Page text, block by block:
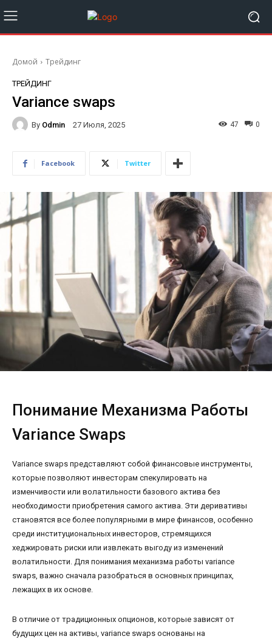
Домой Трейдинг
ТРЕЙДИНГ
Variance swaps
By Odmin 27 Июля, 2025 0
47
Facebook Twitter
Понимание Механизма Работы
Variance Swaps
Variance swaps представляют собой финансовые инструменты,
которые позволяют инвесторам спекулировать на
изменчивости или волатильности базового актива без
необходимости приобретения самого актива. Эти деривативы
становятся все более популярными в мире финансов, особенно
среди институциональных инвесторов, стремящихся
хеджировать риски или извлекать выгоду из изменений
волатильности. Для понимания механизма работы variance
swaps, важно сначала разобраться в основных принципах,
лежащих в их основе.
В отличие от традиционных опционов, которые зависят от
будущих цен на активы, variance swaps основаны на